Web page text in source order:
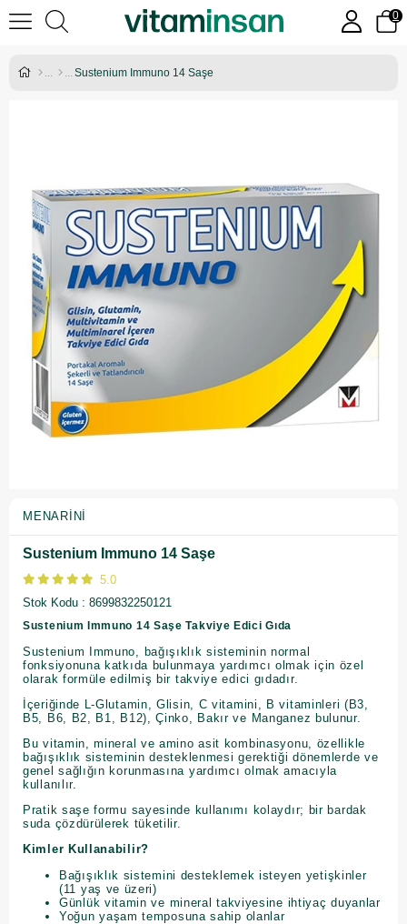
0
Sustenium Immuno 14 Saşe
MENARINI
Sustenium Immuno 14 Saşe
5.0
Stok Kodu
8699832250121
Sustenium Immuno 14 Saşe Takviye Edici Gıda
Sustenium Immuno, bağışıklık sisteminin normal
fonksiyonuna katkıda bulunmaya yardımcı olmak için özel
olarak formüle edilmiş bir takviye edici gıdadır.
İçeriğinde L-Glutamin, Glisin, C vitamini, B vitaminleri (B3,
B5, B6, B2, B1, B12), Çinko, Bakır ve Manganez bulunur.
Bu vitamin, mineral ve amino asit kombinasyonu, özellikle
bağışıklık sisteminin desteklenmesi gerektiği dönemlerde ve
genel sağlığın korunmasına yardımcı olmak amacıyla
kullanılır.
Pratik saşe formu sayesinde kullanımı kolaydır; bir bardak
suda çözdürülerek tüketilir.
Kimler Kullanabilir?
Bağışıklık sistemini desteklemek isteyen yetişkinler
(11 yaş ve üzeri)
Günlük vitamin ve mineral takviyesine ihtiyaç duyanlar
Yoğun yaşam temposuna sahip olanlar